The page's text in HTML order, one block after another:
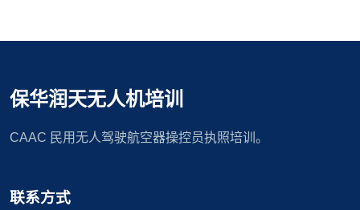
保华润天无人机培训
CAAC 民用无人驾驶航空器操控员执照培训。
联系方式